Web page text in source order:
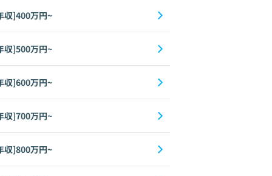
収]400万円~
収]500万円~
収]600万円~
収]700万円~
収]800万円~